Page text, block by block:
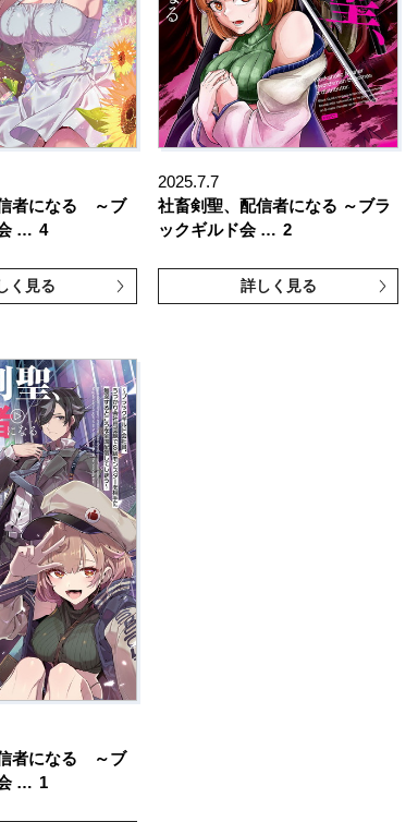
者になる ～ブ
… 4
く見る
2025.7.7
社畜剣聖、配信者になる ～ブラ
ックギルド会 … 2
詳しく見る
者になる ～ブ
… 1